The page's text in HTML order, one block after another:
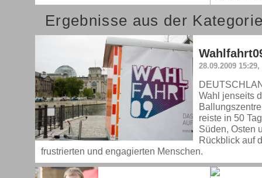
Ergebnisse aus der
28.09.2009
Wahl jenseits
reiste in 50
Süden, Osten
Rückblick auf
frustrierten und engagierten Menschen.